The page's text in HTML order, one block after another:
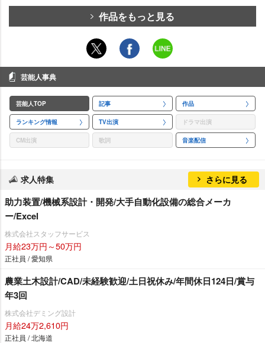
作品をもっと見る
芸能人事典
芸能人TOP 記事 作品
ランキング情報 TV出演 ドラマ出演
CM出演 歌詞 音楽配信
求人特集 さらに見る
助力装置/機械系設計・開発/大手自動化設備の総合メーカ
ー/Excel
株式会社スタッフサービス
月給23万円～50万円
正社員 / 愛知県
農業土木設計/CAD/未経験歓迎/土日祝休み/年間休日124日/賞与
年3回
株式会社デミング設計
月給24万2,610円
正社員 / 北海道